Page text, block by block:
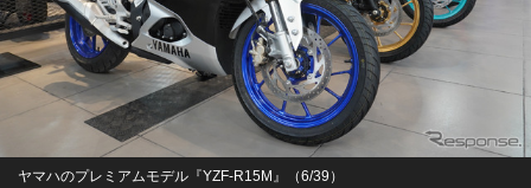
ヤマハのプレミアムモデル『YZF-R15M』（6/39）